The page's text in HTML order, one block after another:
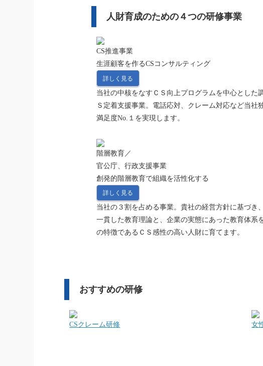
人財育成のための４つの研修事業
CS推進事業
生涯顧客を作るCSコンサルティング
詳しく見る
当社の中核をなすＣＳ向上プログラムを中心とした
Ｓ定着支援事業。電話応対、クレーム対応など当社
満足度No.１を実現します。
階層教育／
官公庁、行政支援事業
創発的階層教育で組織を活性化する
詳しく見る
当社の３割を占める事業。貴社の経営方針に基づき
一貫した教育理論と、企業の実態にあった教育体系
の特徴であるＣＳ感性の高い人財に育てます。
おすすめの研修
CSクレーム研修 女